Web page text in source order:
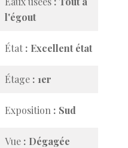
l'égout
État Excellent état
Étage 1er
Exposition Sud
Vue Dégagée